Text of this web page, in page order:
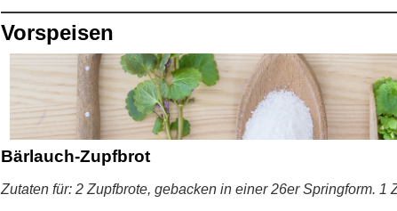
Vorspeisen
Bärlauch-Zupfbrot
Zutaten für: 2 Zupfbrote, gebacken in einer 26er Springform. 1